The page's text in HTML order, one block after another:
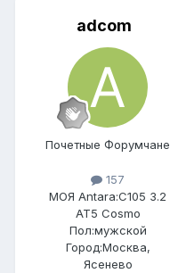
adcom
Почетные Форумчане
157
МОЯ Antara:C105 3.2
AT5 Cosmo
Пол:мужской
Город:Москва,
Ясенево